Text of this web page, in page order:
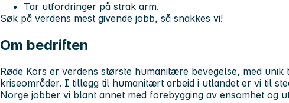
Tar utfordringer på strak arm.
Søk på verdens mest givende jobb, så snakkes vi!
Om bedriften
Røde Kors er verdens største humanitære bevegelse, med unik
kriseområder. I tillegg til humanitært arbeid i utlandet er vi til
Norge jobber vi blant annet med forebygging av ensomhet og